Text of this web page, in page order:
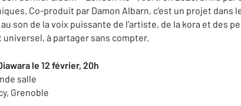
Co-produit par Damon Albarn, c’est un projet dans
son de la voix puissante de l’artiste, de la kora et des
universel, à partager sans compter.
le 12 février, 20h
salle
Grenoble